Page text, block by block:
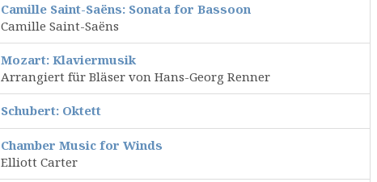
Camille Saint-Saëns: Sonata for Bassoon
Camille Saint-Saëns
Mozart: Klaviermusik
Arrangiert für Bläser von Hans-Georg Renner
Schubert: Oktett
Chamber Music for Winds
Elliott Carter